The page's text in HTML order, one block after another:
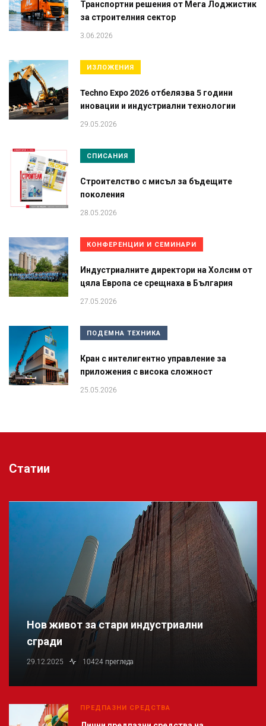
Транспортни решения от Мега Лоджистик
за строителния сектор
3.06.2026
ИЗЛОЖЕНИЯ
Techno Expo 2026 отбелязва 5 години
иновации и индустриални технологии
29.05.2026
СПИСАНИЯ
Строителство с мисъл за бъдещите
поколения
28.05.2026
КОНФЕРЕНЦИИ И СЕМИНАРИ
Индустриалните директори на Холсим от
цяла Европа се срещнаха в България
27.05.2026
ПОДЕМНА ТЕХНИКА
Кран с интелигентно управление за
приложения с висока сложност
25.05.2026
Статии
Нов живот за стари индустриални
сгради
29.12.2025 10424 прегледа
ПРЕДПАЗНИ СРЕДСТВА